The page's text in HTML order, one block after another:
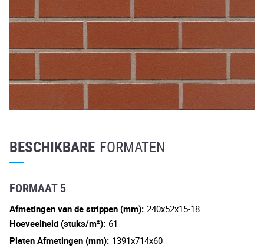
BESCHIKBARE FORMATEN
FORMAAT 5
Afmetingen van de strippen (mm): 240x52x15-18
Hoeveelheid (stuks/m²): 61
Platen Afmetingen (mm): 1391x714x60